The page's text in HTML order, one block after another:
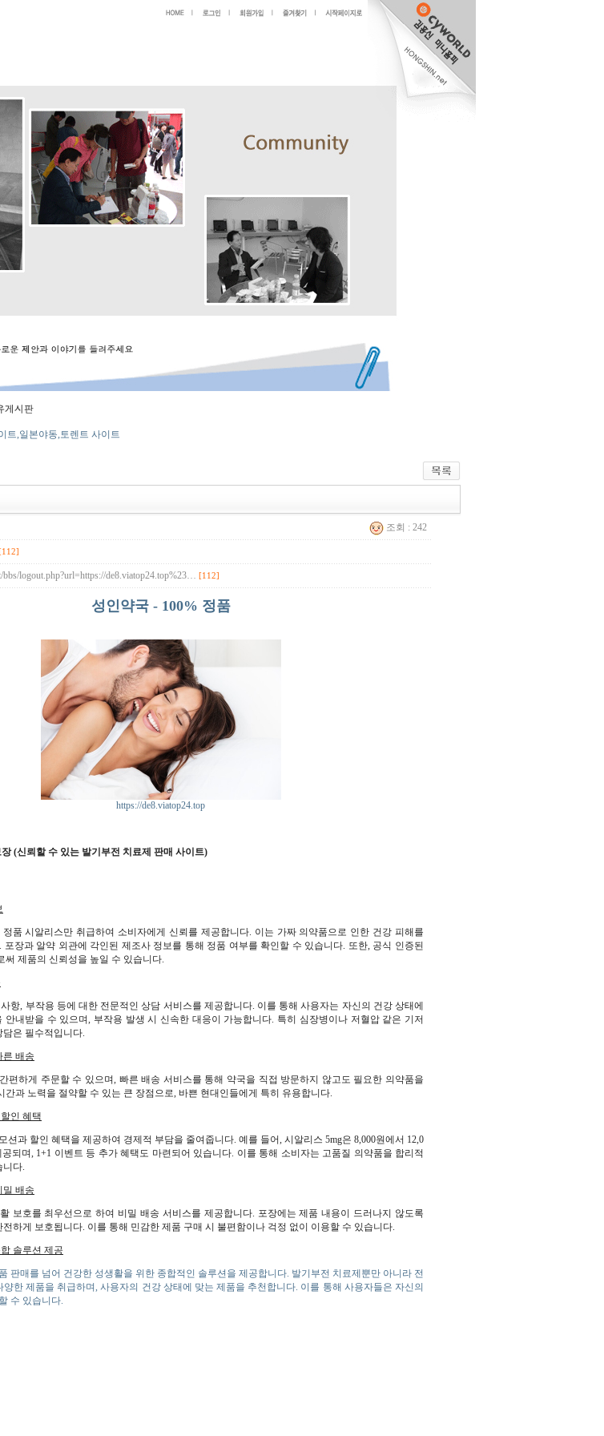
조회 : 242
logout.php?url=https://de8.viatop24.top%23… [112]
성인약국 - 100% 정품
https://de8.viatop24.top
(신뢰할 수 있는 발기부전 치료제 판매 사이트)
품 시알리스만 취급하여 소비자에게 신뢰를 제공합니다. 이는 가짜 의약품으로 인한 건강 피해를
포장과 알약 외관에 각인된 제조사 정보를 통해 정품 여부를 확인할 수 있습니다. 또한, 공식 인증된
써 제품의 신뢰성을 높일 수 있습니다.
항, 부작용 등에 대한 전문적인 상담 서비스를 제공합니다. 이를 통해 사용자는 자신의 건강 상태에
안내받을 수 있으며, 부작용 발생 시 신속한 대응이 가능합니다. 특히 심장병이나 저혈압 같은 기저
은 필수적입니다.
른 배송
편하게 주문할 수 있으며, 빠른 배송 서비스를 통해 약국을 직접 방문하지 않고도 필요한 의약품을
간과 노력을 절약할 수 있는 큰 장점으로, 바쁜 현대인들에게 특히 유용합니다.
인 혜택
션과 할인 혜택을 제공하여 경제적 부담을 줄여줍니다. 예를 들어, 시알리스 5mg은 8,000원에서 12,0
되며, 1+1 이벤트 등 추가 혜택도 마련되어 있습니다. 이를 통해 소비자는 고품질 의약품을 합리적
니다.
밀 배송
보호를 최우선으로 하여 비밀 배송 서비스를 제공합니다. 포장에는 제품 내용이 드러나지 않도록
하게 보호됩니다. 이를 통해 민감한 제품 구매 시 불편함이나 걱정 없이 이용할 수 있습니다.
솔루션 제공
판매를 넘어 건강한 성생활을 위한 종합적인 솔루션을 제공합니다. 발기부전 치료제뿐만 아니라 전
한 제품을 취급하며, 사용자의 건강 상태에 맞는 제품을 추천합니다. 이를 통해 사용자들은 자신의
수 있습니다.